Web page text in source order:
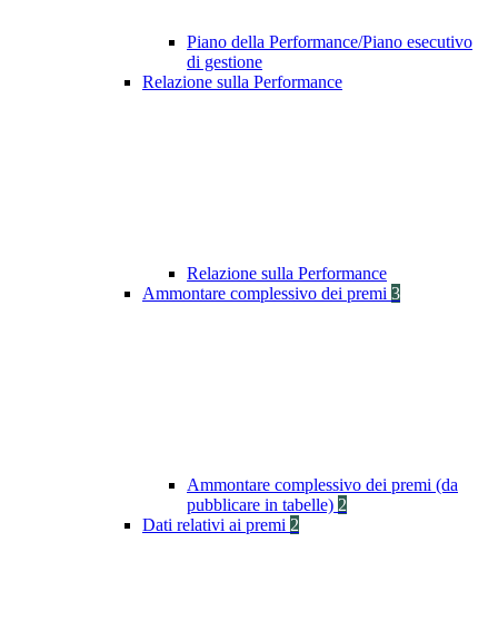
Piano della Performance/Piano esecutivo
di gestione
Relazione sulla Performance
Relazione sulla Performance
Ammontare complessivo dei premi 3
Ammontare complessivo dei premi (da
pubblicare in tabelle) 2
Dati relativi ai premi 2